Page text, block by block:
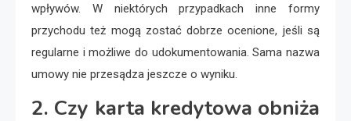
wpływów. W niektórych przypadkach inne formy
przychodu też mogą zostać dobrze ocenione, jeśli są
regularne i możliwe do udokumentowania. Sama nazwa
umowy nie przesądza jeszcze o wyniku.
2. Czy karta kredytowa obniża